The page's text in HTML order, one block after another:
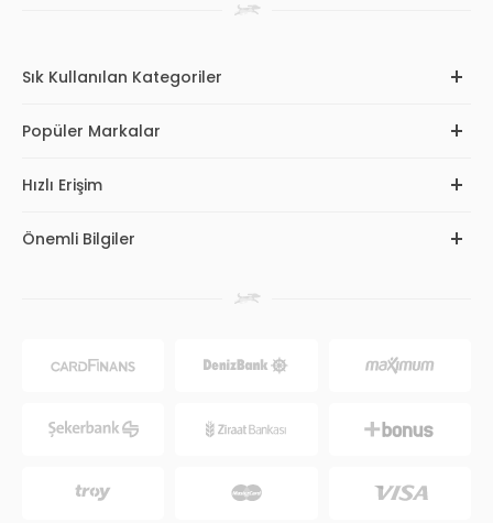
Sık Kullanılan Kategoriler
Popüler Markalar
Hızlı Erişim
Önemli Bilgiler